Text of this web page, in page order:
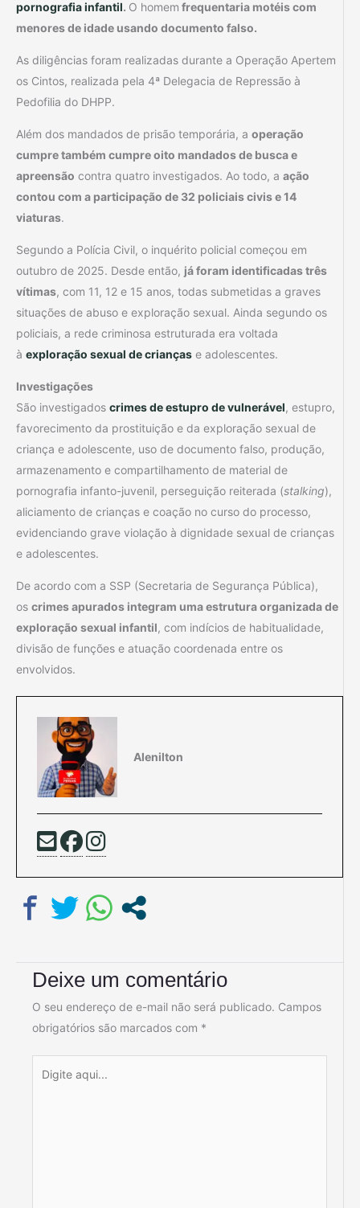
pornografia infantil. O homem frequentaria motéis com
menores de idade usando documento falso.
As diligências foram realizadas durante a Operação Apertem
os Cintos, realizada pela 4ª Delegacia de Repressão à
Pedofilia do DHPP.
Além dos mandados de prisão temporária, a operação
cumpre também cumpre oito mandados de busca e
apreensão contra quatro investigados. Ao todo, a ação
contou com a participação de 32 policiais civis e 14
viaturas.
Segundo a Polícia Civil, o inquérito policial começou em
outubro de 2025. Desde então, já foram identificadas três
vítimas, com 11, 12 e 15 anos, todas submetidas a graves
situações de abuso e exploração sexual. Ainda segundo os
policiais, a rede criminosa estruturada era voltada
à exploração sexual de crianças e adolescentes.
Investigações
São investigados crimes de estupro de vulnerável, estupro,
favorecimento da prostituição e da exploração sexual de
criança e adolescente, uso de documento falso, produção,
armazenamento e compartilhamento de material de
pornografia infanto-juvenil, perseguição reiterada (stalking),
aliciamento de crianças e coação no curso do processo,
evidenciando grave violação à dignidade sexual de crianças
e adolescentes.
De acordo com a SSP (Secretaria de Segurança Pública),
os crimes apurados integram uma estrutura organizada de
exploração sexual infantil, com indícios de habitualidade,
divisão de funções e atuação coordenada entre os
envolvidos.
Alenilton
Deixe um comentário
O seu endereço de e-mail não será publicado. Campos
obrigatórios são marcados com *
aqui...